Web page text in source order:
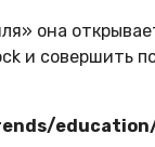
она
и совершить